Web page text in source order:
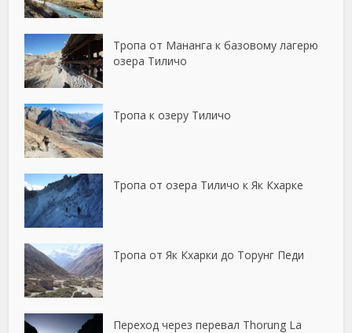
Тропа от Мананга к базовому лагерю
озера Тиличо
Тропа к озеру Тиличо
Тропа от озера Тиличо к Як Кхарке
Тропа от Як Кхарки до Торунг Педи
Переход через перевал Thorung La